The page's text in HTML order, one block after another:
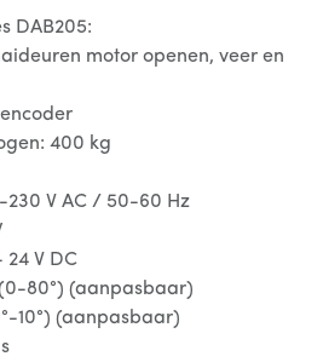
DAB205:
motor openen, veer en
400 kg
230 V AC / 50-60 Hz
24 V DC
80°) (aanpasbaar)
10°) (aanpasbaar)